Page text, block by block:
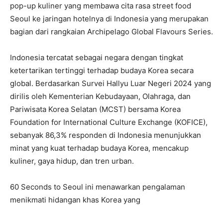
pop-up kuliner yang membawa cita rasa street food
Seoul ke jaringan hotelnya di Indonesia yang merupakan
bagian dari rangkaian Archipelago Global Flavours Series.
Indonesia tercatat sebagai negara dengan tingkat
ketertarikan tertinggi terhadap budaya Korea secara
global. Berdasarkan Survei Hallyu Luar Negeri 2024 yang
dirilis oleh Kementerian Kebudayaan, Olahraga, dan
Pariwisata Korea Selatan (MCST) bersama Korea
Foundation for International Culture Exchange (KOFICE),
sebanyak 86,3% responden di Indonesia menunjukkan
minat yang kuat terhadap budaya Korea, mencakup
kuliner, gaya hidup, dan tren urban.
60 Seconds to Seoul ini menawarkan pengalaman
menikmati hidangan khas Korea yang